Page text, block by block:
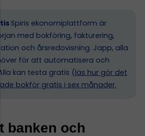
Spiris ekonomiplattform är
med bokföring, fakturering,
och årsredovisning. Japp, alla
för att automatisera och
kan testa gratis (läs hur gör det
bokför gratis i sex månader.
banken och